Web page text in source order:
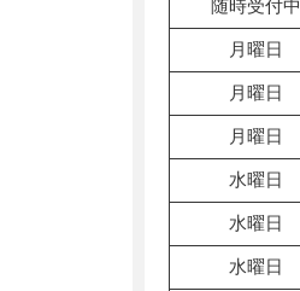
随時受付中
月曜日
月曜日
月曜日
水曜日
水曜日
水曜日